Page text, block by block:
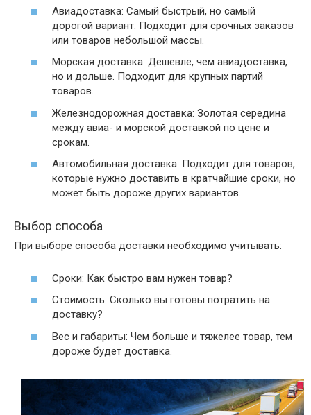
Авиадоставка: Самый быстрый, но самый
дорогой вариант. Подходит для срочных заказов
или товаров небольшой массы.
Морская доставка: Дешевле, чем авиадоставка,
но и дольше. Подходит для крупных партий
товаров.
Железнодорожная доставка: Золотая середина
между авиа- и морской доставкой по цене и
срокам.
Автомобильная доставка: Подходит для товаров,
которые нужно доставить в кратчайшие сроки, но
может быть дороже других вариантов.
Выбор способа
При выборе способа доставки необходимо учитывать:
Сроки: Как быстро вам нужен товар?
Стоимость: Сколько вы готовы потратить на
доставку?
Вес и габариты: Чем больше и тяжелее товар, тем
дороже будет доставка.